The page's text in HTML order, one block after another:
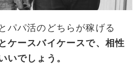
パパ活のどちらが稼げる
ケースバイケースで、相性
いでしょう。